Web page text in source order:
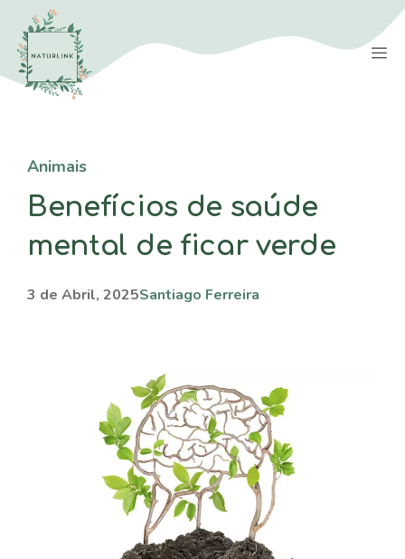
Saltar
para
conteúdo
Animais
Benefícios de saúde
mental de ficar verde
3 de Abril, 2025Santiago Ferreira